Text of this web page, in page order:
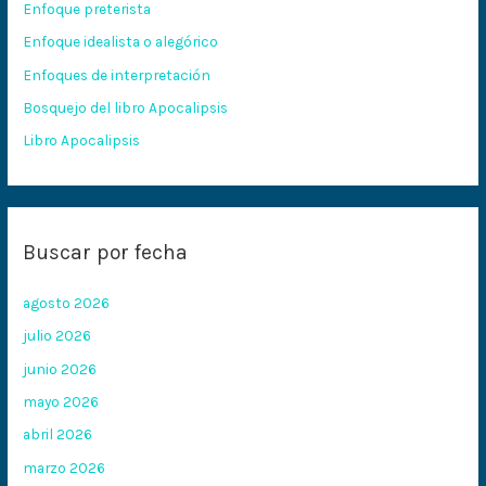
p
o
r
:
Enfoque preterista
Enfoque idealista o alegórico
Enfoques de interpretación
Bosquejo del libro Apocalipsis
Libro Apocalipsis
Buscar por fecha
agosto 2026
julio 2026
junio 2026
mayo 2026
abril 2026
marzo 2026